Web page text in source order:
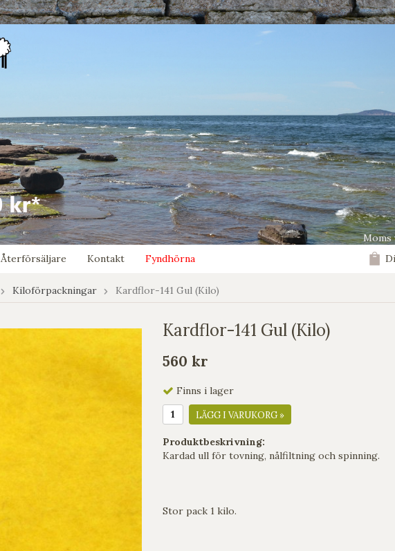
Moms
Återförsäljare Kontakt Fyndhörna
Kiloförpackningar Kardflor-141 Gul (Kilo)
Kardflor-141 Gul (Kilo)
560 kr
Finns i lager
LÄGG I VARUKORG »
Produktbeskrivning:
Kardad ull för tovning, nålfiltning och spinning.
Stor pack 1 kilo.